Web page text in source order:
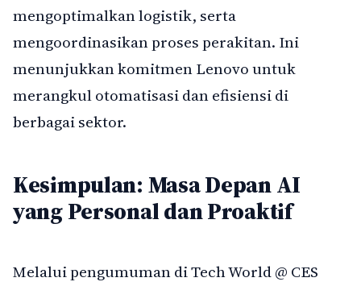
mengoptimalkan logistik, serta
mengoordinasikan proses perakitan. Ini
menunjukkan komitmen Lenovo untuk
merangkul otomatisasi dan efisiensi di
berbagai sektor.
Kesimpulan: Masa Depan AI
yang Personal dan Proaktif
Melalui pengumuman di Tech World @ CES